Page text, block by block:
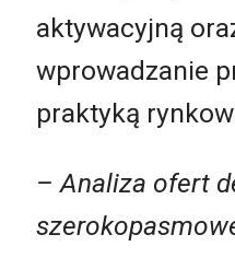
aktywacyjną
wprowadzanie
praktyką
– Analiza ofert